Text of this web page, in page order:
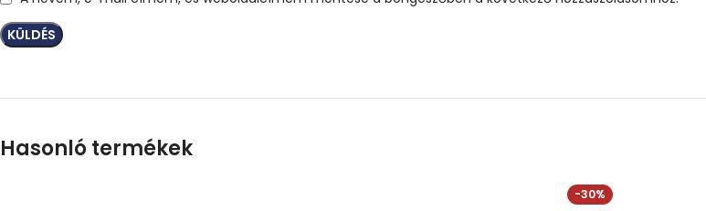
Hasonló termékek
-30%